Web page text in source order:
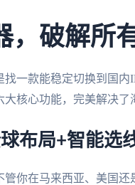
，破解所
一款能稳定切换到国内
核心功能，完美解决了
布局+智能选
管你在马来西亚、美国